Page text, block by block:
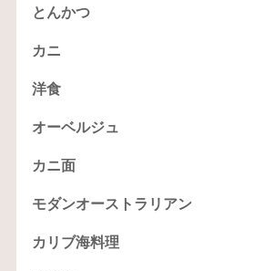
とんかつ
カニ
洋食
オーベルジュ
カニ面
モダンオーストラリアン
カリブ海料理